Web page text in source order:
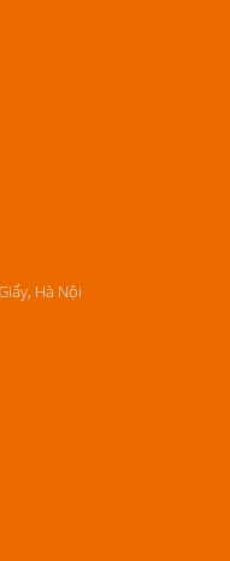
Hà Nội